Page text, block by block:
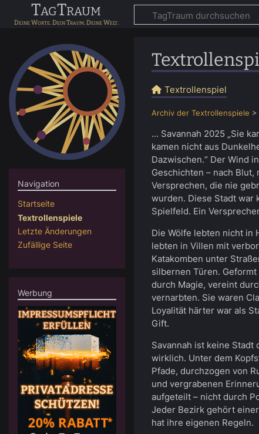
TagTraum
Textrollenspiel
Archiv der Textrollenspiele >
... Savannah 2025 „Sie
kamen nicht aus
Dazwischen.“ Der Wind
Geschichten – nach Blut,
Versprechen, die nie
wurden. Diese Stadt war
Spielfeld. Ein
Die Wölfe lebten nicht in
lebten in Villen mit
Katakomben unter
silbernen Türen.
durch Magie, vereint
vernarbten. Sie waren
Loyalität härter war als
Gift.
Savannah ist keine Stadt
wirklich. Unter dem
Pfade, durchzogen von
und vergrabenen
aufgeteilt – nicht durch
Jeder Bezirk gehört
hat ihre eigenen Regeln.
Navigation
Startseite
Textrollenspiele
Letzte Änderungen
Zufällige Seite
Werbung